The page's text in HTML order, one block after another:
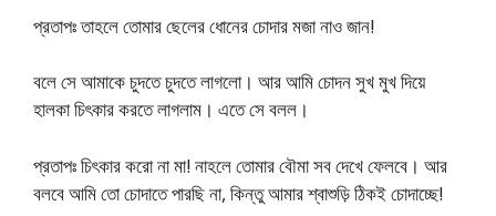
প্রতাপঃ তাহলে তোমার ছেলের ধোনের চোদার মজা নাও জান!
বলে সে আমাকে চুদতে চুদতে লাগলো। আর আমি চোদন সুখ মুখ দিয়ে
হালকা চিৎকার করতে লাগলাম। এতে সে বলল।
প্রতাপঃ চিৎকার করো না মা! নাহলে তোমার বৌমা সব দেখে ফেলবে। আর
বলবে আমি তো চোদাতে পারছি না, কিন্তু আমার শ্বাশুড়ি ঠিকই চোদাচ্ছে!